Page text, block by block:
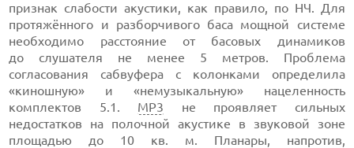
признак слабости акустики, как правило, по НЧ. Для
протяжённого и разборчивого баса мощной системе
необходимо расстояние от басовых динамиков
до слушателя не менее 5 метров. Проблема
согласования сабвуфера с колонками определила
«киношную» и «немузыкальную» нацеленность
комплектов 5.1. МР3 не проявляет сильных
недостатков на полочной акустике в звуковой зоне
площадью до 10 кв. м. Планары, напротив,